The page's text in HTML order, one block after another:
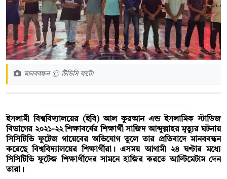
মানববন্ধন © টিডিসি ফটো
ইসলামী বিশ্ববিদ্যালয়ের (ইবি) আল কুরআন এন্ড ইসলামিক স্টাডিজ
বিভাগের ২০২১-২২ শিক্ষাবর্ষের শিক্ষার্থী সাজিদ আব্দুল্লাহর মৃত্যুর ঘটনায়
সিসিটিভি ফুটেজ গায়েবের অভিযোগ তুলে তার প্রতিবাদে মানববন্ধন
করেছে বিশ্ববিদ্যালয়ের শিক্ষার্থীরা। এসময় আগামী ২৪ ঘণ্টার মধ্যে
সিসিটিভি ফুটেজ শিক্ষার্থীদের সামনে হাজির করতে আল্টিমেটাম দেন
তারা।